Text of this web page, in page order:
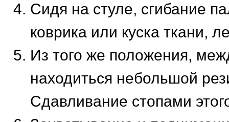
Сидя на стуле, сгибание
коврика или куска ткани,
Из того же положения,
находиться небольшой
Сдавливание стопами